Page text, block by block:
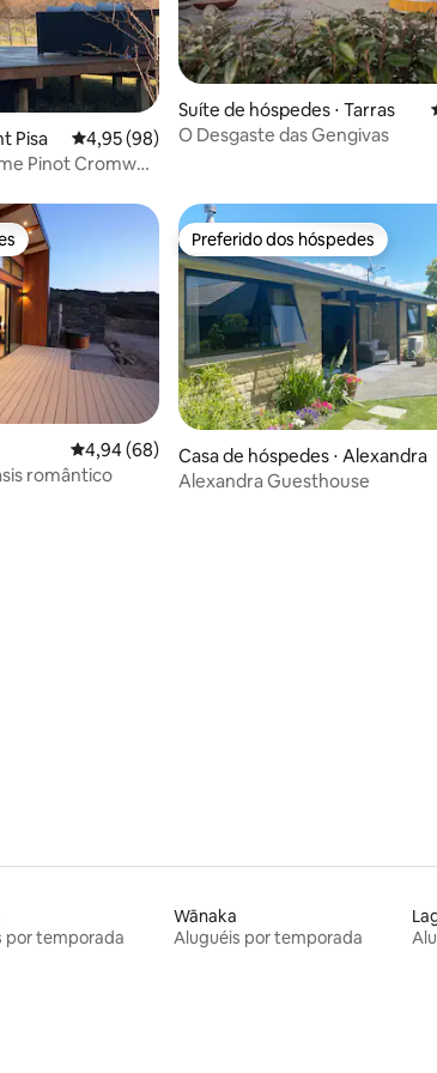
avaliações
Pisa 4,95 de uma avaliação média de 5, 98
4,95 (98)
Pinot Cromwell,
Suíte de hóspedes ⋅ Tarras
O Desgaste das Gengivas
avaliações
4,94 de uma avaliação média de 5, 68
4,94 (68)
romântico
Preferido dos hóspedes
Preferido dos hóspedes
Casa de hóspedes ⋅ Alexandra
Alexandra Guesthouse
por temporada
Wānaka
Aluguéis por temporada